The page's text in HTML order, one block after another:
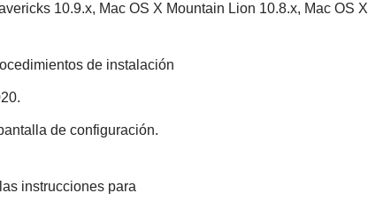
10.9.x, Mac OS X Mountain Lion 10.8.x, Mac OS X
de instalación
de configuración.
instrucciones para